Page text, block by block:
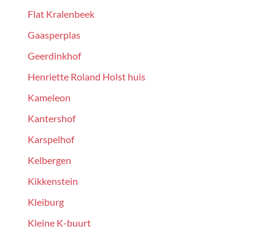
Flat Kralenbeek
Gaasperplas
Geerdinkhof
Henriette Roland Holst huis
Kameleon
Kantershof
Karspelhof
Kelbergen
Kikkenstein
Kleiburg
Kleine K-buurt